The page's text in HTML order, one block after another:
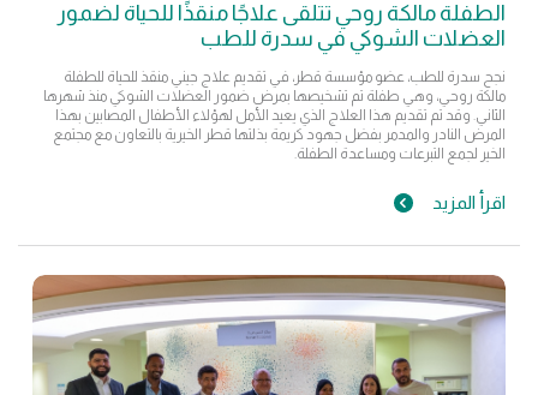
الطفلة مالكة روحي تتلقى علاجًا منقذًا للحياة لضمور
العضلات الشوكي في سدرة للطب
نجح سدرة للطب، عضو مؤسسة قطر، في تقديم علاج جيني منقذ للحياة للطفلة
مالكة روحي، وهي طفلة تم تشخيصها بمرض ضمور العضلات الشوكي منذ شهرها
الثاني. وقد تم تقديم هذا العلاج الذي يعيد الأمل لهؤلاء الأطفال المصابين بهذا
المرض النادر والمدمر بفضل جهود كريمة بذلتها قطر الخيرية بالتعاون مع مجتمع
الخير لجمع التبرعات ومساعدة الطفلة.
اقرأ المزيد